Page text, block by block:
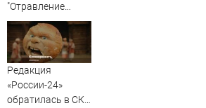
"Отравление
Днепра и
эпидемия" -
Поражён важный
объект.
Рекордная атака
России, отмена
Редакция
«России-24»
обратилась в СКР